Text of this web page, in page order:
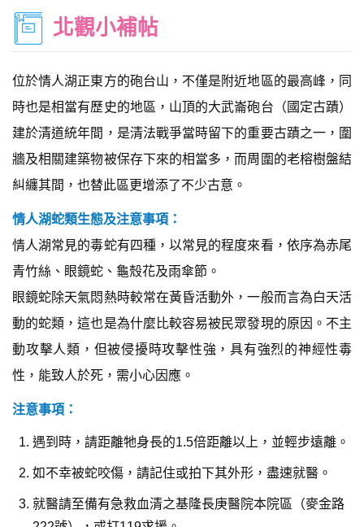
北觀小補帖
位於情人湖正東方的砲台山，不僅是附近地區的最高峰，同
時也是相當有歷史的地區，山頂的大武崙砲台（國定古蹟）
建於清道統年間，是清法戰爭當時留下的重要古蹟之一，圍
牆及相關建築物被保存下來的相當多，而周圍的老榕樹盤結
糾纏其間，也替此區更增添了不少古意。
情人湖蛇類生態及注意事項：
情人湖常見的毒蛇有四種，以常見的程度來看，依序為赤尾
青竹絲、眼鏡蛇、龜殼花及雨傘節。
眼鏡蛇除天氣悶熱時較常在黃昏活動外，一般而言為白天活
動的蛇類，這也是為什麼比較容易被民眾發現的原因。不主
動攻擊人類，但被侵擾時攻擊性強，具有強烈的神經性毒
性，能致人於死，需小心因應。
注意事項：
遇到時，請距離牠身長的1.5倍距離以上，並輕步遠離。
如不幸被蛇咬傷，請記住或拍下其外形，盡速就醫。
就醫請至備有急救血清之基隆長庚醫院本院區（麥金路